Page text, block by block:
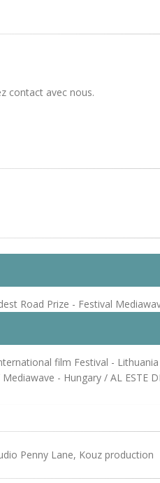
contact avec nous.
Road Prize - Festival
film Festival -
- Hungary / AL
Penny Lane, Kouz production